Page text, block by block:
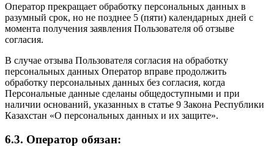
Оператор прекращает обработку персональных данных в
разумный срок, но не позднее 5 (пяти) календарных дней с
момента получения заявления Пользователя об отзыве
согласия.
В случае отзыва Пользователя согласия на обработку
персональных данных Оператор вправе продолжить
обработку персональных данных без согласия, когда
Персональные данные сделаны общедоступными и при
наличии оснований, указанных в статье 9 Закона Республики
Казахстан «О персональных данных и их защите».
6.3. Оператор обязан: